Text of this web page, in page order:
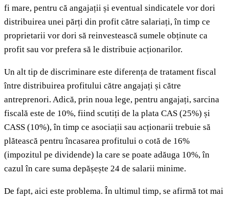
fi mare, pentru că angajații și eventual sindicatele vor dori
distribuirea unei părți din profit către salariați, în timp ce
proprietarii vor dori să reinvestească sumele obținute ca
profit sau vor prefera să le distribuie acționarilor.
Un alt tip de discriminare este diferența de tratament fiscal
între distribuirea profitului către angajați și către
antreprenori. Adică, prin noua lege, pentru angajați, sarcina
fiscală este de 10%, fiind scutiți de la plata CAS (25%) și
CASS (10%), în timp ce asociații sau acționarii trebuie să
plătească pentru încasarea profitului o cotă de 16%
(impozitul pe dividende) la care se poate adăuga 10%, în
cazul în care suma depășește 24 de salarii minime.
De fapt, aici este problema. În ultimul timp, se afirmă tot mai